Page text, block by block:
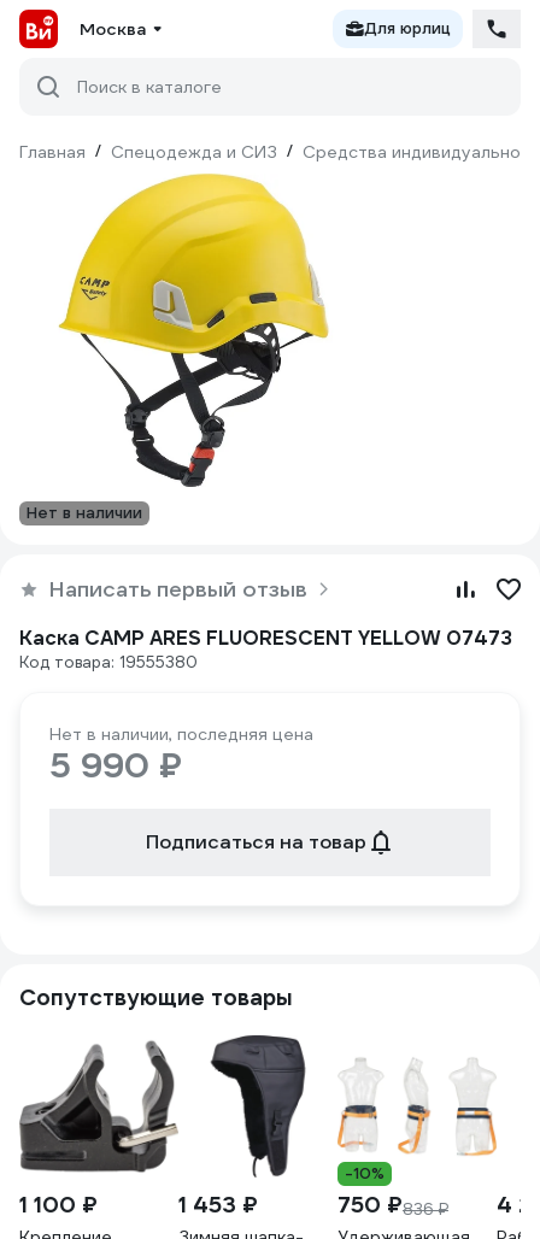
Москва Для юрлиц
Поиск в каталоге
Главная / Спецодежда и СИЗ / Средства индивидуальной
Нет в наличии
Написать первый отзыв
Каска CAMP ARES FLUORESCENT YELLOW 07473
Код товара: 19555380
Нет в наличии, последняя цена
5 990 ₽
Подписаться на товар
Сопутствующие товары
1 100 ₽ 1 453 ₽
-10%
750 ₽836 ₽ 4